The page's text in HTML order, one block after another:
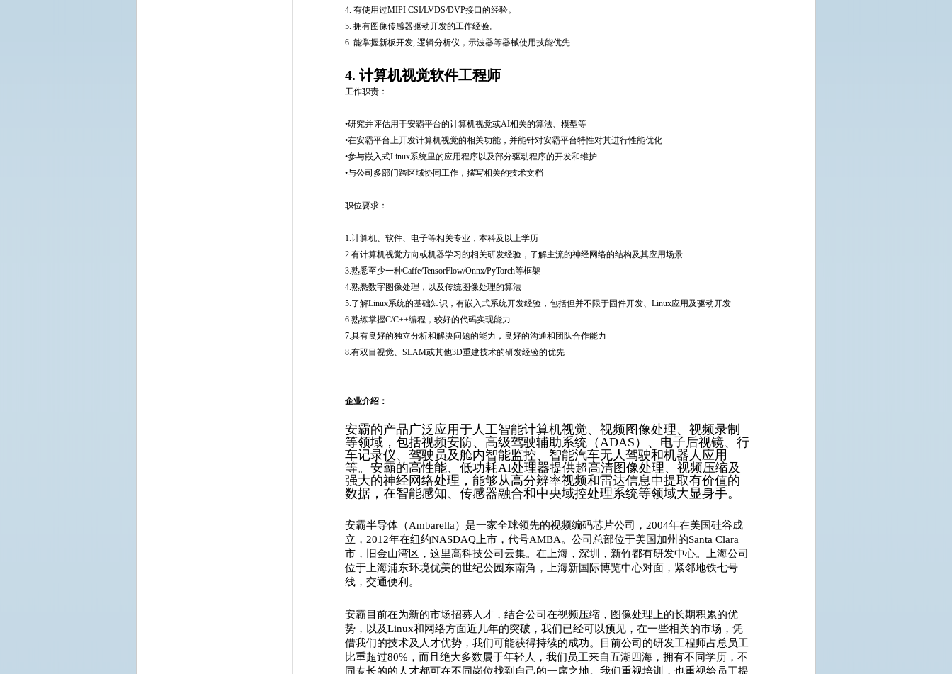
4. 有使用过MIPI CSI/LVDS/DVP接口的经验。
5. 拥有图像传感器驱动开发的工作经验。
6. 能掌握新板开发, 逻辑分析仪，示波器等器械使用技能优先
4. 计算机视觉软件工程师
工作职责：
•研究并评估用于安霸平台的计算机视觉或AI相关的算法、模型等
•在安霸平台上开发计算机视觉的相关功能，并能针对安霸平台特性对其进行性能优化
•参与嵌入式Linux系统里的应用程序以及部分驱动程序的开发和维护
•与公司多部门跨区域协同工作，撰写相关的技术文档
职位要求：
1.计算机、软件、电子等相关专业，本科及以上学历
2.有计算机视觉方向或机器学习的相关研发经验，了解主流的神经网络的结构及其应用场景
3.熟悉至少一种Caffe/TensorFlow/Onnx/PyTorch等框架
4.熟悉数字图像处理，以及传统图像处理的算法
5.了解Linux系统的基础知识，有嵌入式系统开发经验，包括但并不限于固件开发、Linux应用及驱动开发
6.熟练掌握C/C++编程，较好的代码实现能力
7.具有良好的独立分析和解决问题的能力，良好的沟通和团队合作能力
8.有双目视觉、SLAM或其他3D重建技术的研发经验的优先
企业介绍：
安霸的产品广泛应用于人工智能计算机视觉、视频图像处理、视频录制
等领域，包括视频安防、高级驾驶辅助系统（ADAS）、电子后视镜、行
车记录仪、驾驶员及舱内智能监控、智能汽车无人驾驶和机器人应用
等。安霸的高性能、低功耗AI处理器提供超高清图像处理、视频压缩及
强大的神经网络处理，能够从高分辨率视频和雷达信息中提取有价值的
数据，在智能感知、传感器融合和中央域控处理系统等领域大显身手。
安霸半导体（Ambarella）是一家全球领先的视频编码芯片公司， 2004年在美国硅谷成
立， 2012年在纽约NASDAQ 上市，代号AMBA。公司总部位于美国加州的Santa Clara
市，旧金山湾区，这里高科技公司云集。在上海，深圳，新竹都有研发中心。上海公司
位于上海浦东环境优美的世纪公园东南角，上海新国际博览中心对面，紧邻地铁七号
线，交通便利。
安霸目前在为新的市场招募人才，结合公司在视频压缩，图像处理上的长期积累的优
势，以及Linux和网络方面近几年的突破，我们已经可以预见，在一些相关的市场，凭
借我们的技术及人才优势，我们可能获得持续的成功。目前公司的研发工程师占总员工
比重超过80% ，而且绝大多数属于年轻人，我们员工来自五湖四海，拥有不同学历，不
同专长的的人才都可在不同岗位找到自己的一席之地。我们重视培训，也重视给员工提